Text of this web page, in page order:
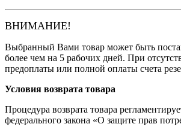
ВНИМАНИЕ!
Выбранный Вами товар может быть
более чем на 5 рабочих дней. При
предоплаты или полной оплаты счета
Условия возврата товара
Процедура возврата товара
федерального закона «О защите прав